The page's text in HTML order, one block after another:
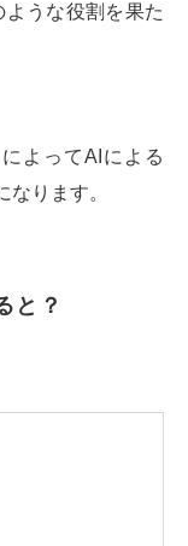
うな役割を果た
よってAIによる
なります。
と？